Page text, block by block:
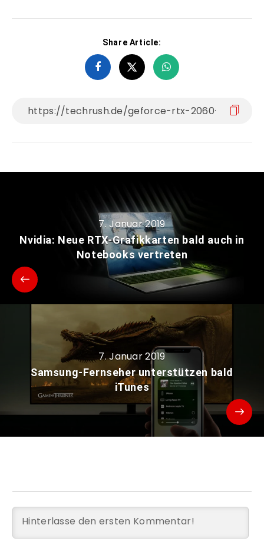
Share Article:
7. Januar 2019
Nvidia: Neue RTX-Grafikkarten bald auch in
Notebooks vertreten
7. Januar 2019
Samsung-Fernseher unterstützen bald
iTunes